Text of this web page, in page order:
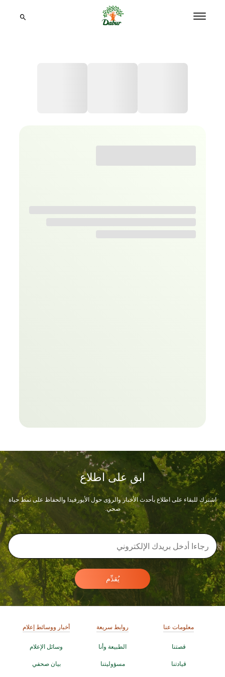
ابق على اطلاع
اشترك للبقاء على اطلاع بأحدث الأخبار والرؤى حول الأيورفيدا والحفاظ على نمط حياة
صحي.
يُقدِّم
معلومات عنا
قصتنا
قيادتنا
روابط سريعة
الطبيعة وأنا
مسؤوليتنا
أخبار ووسائط إعلام
وسائل الإعلام
بيان صحفي